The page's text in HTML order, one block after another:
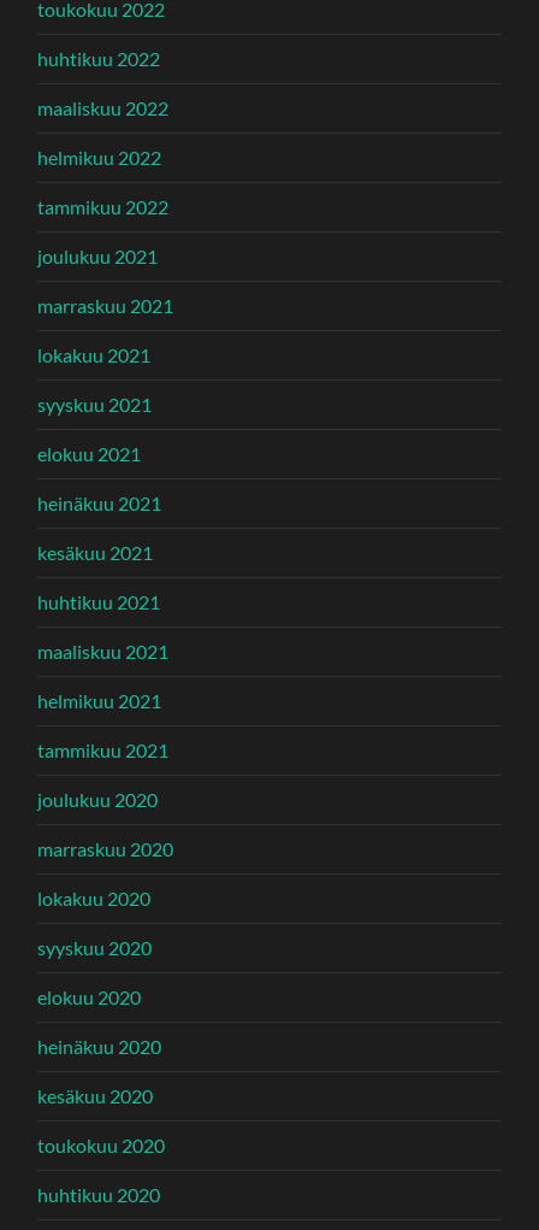
toukokuu 2022
huhtikuu 2022
maaliskuu 2022
helmikuu 2022
tammikuu 2022
joulukuu 2021
marraskuu 2021
lokakuu 2021
syyskuu 2021
elokuu 2021
heinäkuu 2021
kesäkuu 2021
huhtikuu 2021
maaliskuu 2021
helmikuu 2021
tammikuu 2021
joulukuu 2020
marraskuu 2020
lokakuu 2020
syyskuu 2020
elokuu 2020
heinäkuu 2020
kesäkuu 2020
toukokuu 2020
huhtikuu 2020